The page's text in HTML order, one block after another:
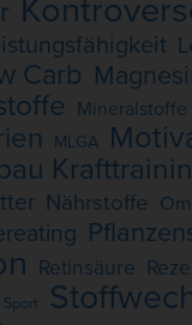
Carb
Mineralstoffe
MLGA
Nährstoffe
Retinsäure
Sport